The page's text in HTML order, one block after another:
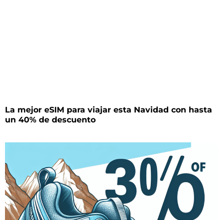
La mejor eSIM para viajar esta Navidad con hasta
un 40% de descuento